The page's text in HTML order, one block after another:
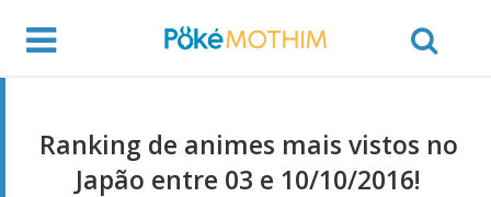
Ranking de animes mais vistos no
Japão entre 03 e 10/10/2016!